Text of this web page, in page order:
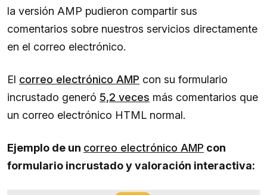
la versión AMP pudieron compartir sus
comentarios sobre nuestros servicios directamente
en el correo electrónico.
El correo electrónico AMP con su formulario
incrustado generó 5,2 veces más comentarios que
un correo electrónico HTML normal.
Ejemplo de un correo electrónico AMP con
formulario incrustado y valoración interactiva: